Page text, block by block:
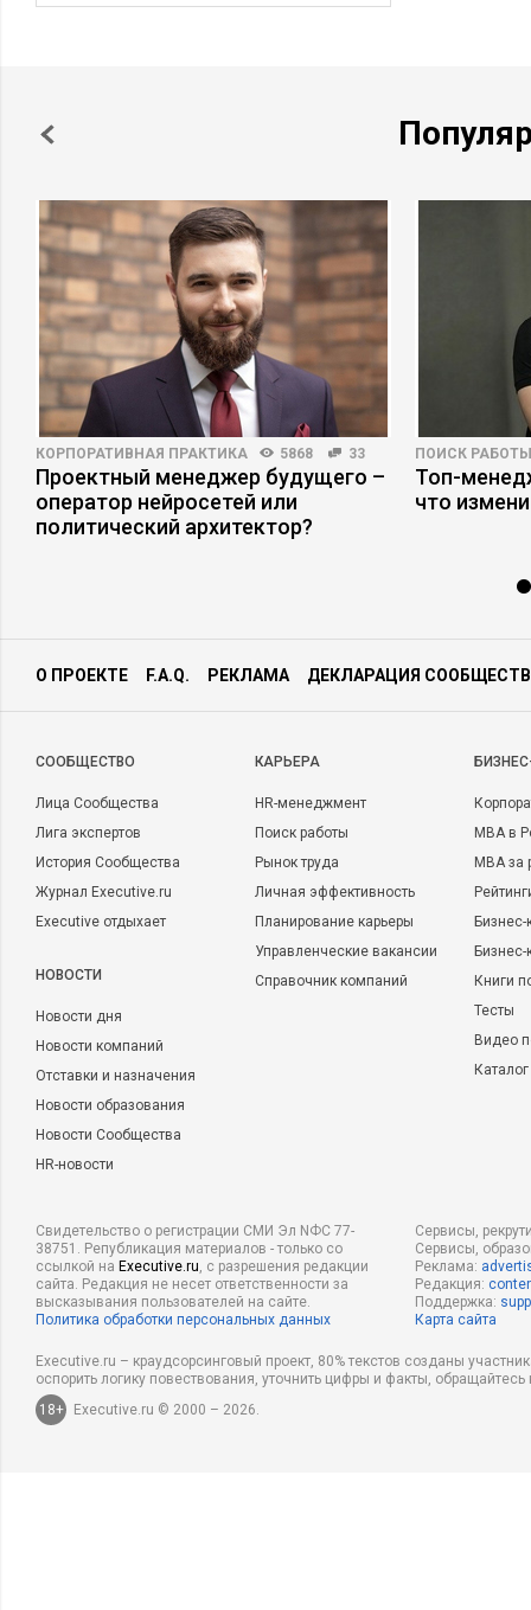
КОРПОРАТИВНАЯ ПРАКТИКА 5868 33
Проектный менеджер будущего –
оператор нейросетей или
политический архитектор?
ПОИСК РАБОТЫ
Топ-
что
О ПРОЕКТЕ F.A.Q. РЕКЛАМА ДЕКЛАРАЦИЯ
CООБЩЕСТВО
Лица Сообщества
Лига экспертов
История Сообщества
Журнал Executive.ru
Executive отдыхает
НОВОСТИ
Новости дня
Новости компаний
Отставки и назначения
Новости образования
Новости Сообщества
HR-новости
КАРЬЕРА
HR-менеджмент
Поиск работы
Рынок труда
Личная эффективность
Планирование карьеры
Управленческие вакансии
Справочник компаний
MBA в
MBA
Бизнес-
Книги
Тесты
Видео
Свидетельство о регистрации СМИ Эл NФС 77-
38751. Републикация материалов - только со
ссылкой на Executive.ru, с разрешения редакции
сайта. Редакция не несет ответственности за
высказывания пользователей на сайте.
Политика обработки персональных данных
Сервисы,
Сервисы,
Реклама:
Редакция:
Поддержка:
Карта сайта
Executive.ru – краудсорсинговый проект, 80% текстов созданы
оспорить логику повествования, уточнить цифры и факты,
18+
Executive.ru © 2000 – 2026.